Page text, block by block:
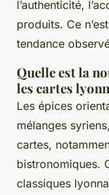
l’authenticité,
produits. Ce
tendance
Quelle est la
les cartes
Les épices
mélanges
cartes,
bistronomiques.
classiques